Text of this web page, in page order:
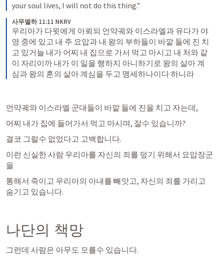
your soul lives, I will not do this thing.”
사무엘하 11:11 NKRV
우리아가 다윗에게 아뢰되 언약궤와 이스라엘과 유다가 야
영 중에 있고 내 주 요압과 내 왕의 부하들이 바깥 들에 진 치
고 있거늘 내가 어찌 내 집으로 가서 먹고 마시고 내 처와 같
이 자리이까 내가 이 일을 행하지 아니하기로 왕의 살아 계
심과 왕의 혼의 살아 계심을 두고 맹세하나이다 하니라
언약궤와 이스라엘 군대들이 바깥 들에 진을 치고 자는데,
어찌 내가 집에 들어가서 먹고 마시며, 잘수 있습니까?
결코 그럴수 없었다고 고백합니다.
이런 신실한 사람 우리아를 자신의 죄를 덮기 위해서 요압장군
을
통해서 죽이고 우리아의 아내를 빼앗고, 자신의 죄를 가리고
숨기고 있습니다.
나단의 책망
그런데 사람은 아무도 모를수 있습니다.